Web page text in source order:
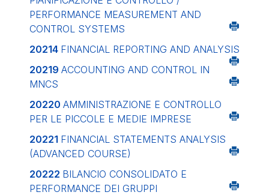
PERFORMANCE MEASUREMENT AND
CONTROL SYSTEMS
20214 FINANCIAL REPORTING AND ANALYSIS
20219 ACCOUNTING AND CONTROL IN
MNCS
20220 AMMINISTRAZIONE E CONTROLLO
PER LE PICCOLE E MEDIE IMPRESE
20221 FINANCIAL STATEMENTS ANALYSIS
(ADVANCED COURSE)
20222 BILANCIO CONSOLIDATO E
PERFORMANCE DEI GRUPPI